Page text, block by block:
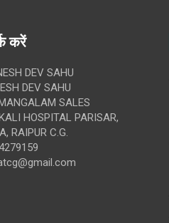
करें
DEV SAHU
DEV SAHU
SALES
HOSPITAL PARISAR,
RAIPUR C.G.